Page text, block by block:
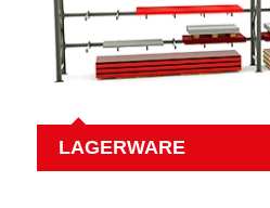
LAGERWARE